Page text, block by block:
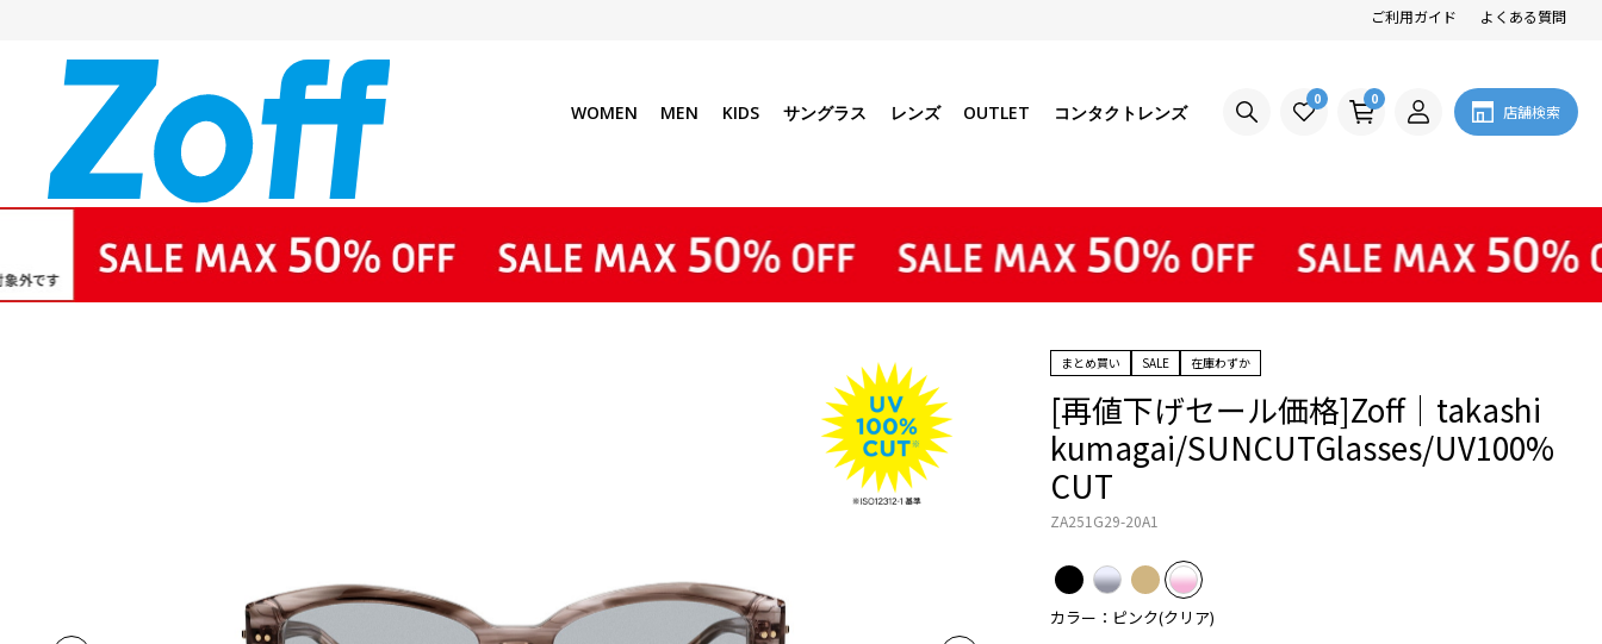
ご利用ガイド よくある質問
WOMEN MEN KIDS サングラス レンズ OUTLET コンタクトレンズ
0 0
店舗検索
まとめ買い SALE 在庫わずか
[再値下げセール価格]Zoff│takashi
kumagai/SUNCUTGlasses/UV100%
CUT
ZA251G29-20A1
カラー：ピンク(クリア)